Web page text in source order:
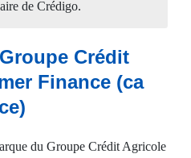
de Crédigo.
Crédit
Finance (ca
du Groupe Crédit Agricole